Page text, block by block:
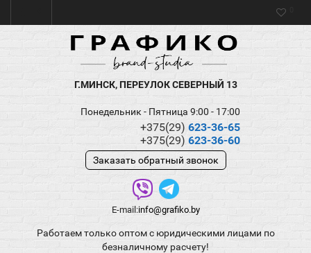
Г.МИНСК, ПЕРЕУЛОК СЕВЕРНЫЙ 13
Понедельник - Пятница 9:00 - 17:00
+375(29) 623-36-65
+375(29) 623-36-60
Заказать обратный звонок
E-mail:info@grafiko.by
Работаем только оптом с юридическими лицами по
безналичному расчету!